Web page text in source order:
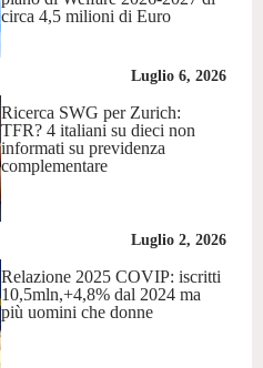
circa 4,5 milioni di Euro
Luglio 6, 2026
Ricerca SWG per Zurich:
TFR? 4 italiani su dieci non
informati su previdenza
complementare
Luglio 2, 2026
Relazione 2025 COVIP: iscritti
10,5mln,+4,8% dal 2024 ma
più uomini che donne